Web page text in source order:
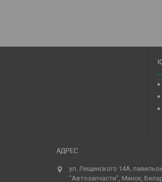
ул. Лещинского 14А,
"Автозапчасти", Минск,